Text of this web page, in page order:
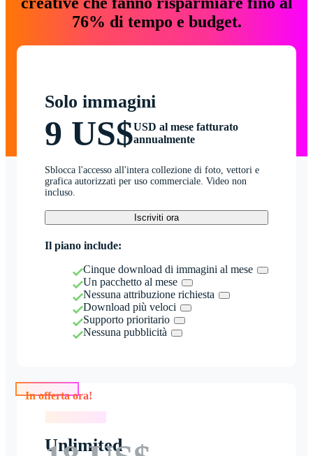
76% di tempo e budget.
Solo immagini
9 US$USD al mese fatturato
annualmente
Sblocca l'accesso all'intera collezione di foto, vettori e
grafica autorizzati per uso commerciale. Video non
incluso.
Iscriviti ora
Il piano include:
Cinque download di immagini al mese
Un pacchetto al mese
Nessuna attribuzione richiesta
Download più veloci
Supporto prioritario
Nessuna pubblicità
Unlimited